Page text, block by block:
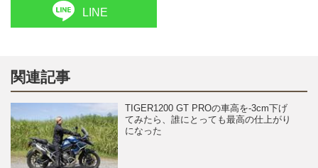
LINE
関連記事
TIGER1200 GT PROの車高を-3cm下げ
てみたら、誰にとっても最高の仕上がり
になった